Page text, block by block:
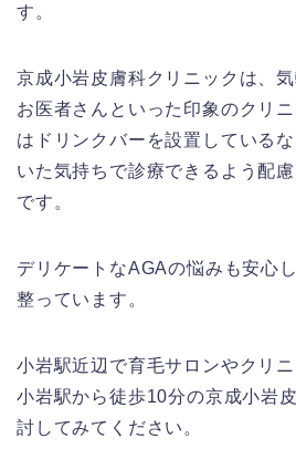
す。
京成小岩皮膚科クリニックは、
お医者さんといった印象のクリ
はドリンクバーを設置している
いた気持ちで診療できるよう配
です。
デリケートなAGAの悩みも安心
整っています。
小岩駅近辺で育毛サロンやクリニ
小岩駅から徒歩10分の京成小岩
討してみてください。